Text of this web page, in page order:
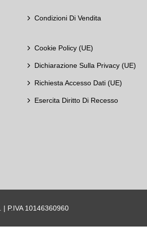
Condizioni Di Vendita
Cookie Policy (UE)
Dichiarazione Sulla Privacy (UE)
Richiesta Accesso Dati (UE)
Esercita Diritto Di Recesso
P.IVA 10146360960